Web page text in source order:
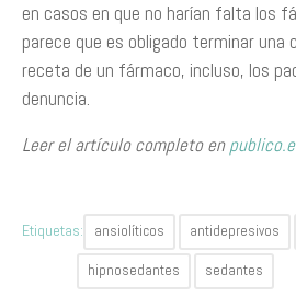
en casos en que no harían falta los
parece que es obligado terminar una
receta de un fármaco, incluso, los
denuncia.
Leer el artículo completo en
Etiquetas: ansiolíticos antidepresivos
hipnosedantes sedantes